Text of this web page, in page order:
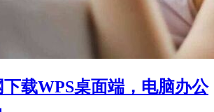
下载WPS桌面端，电脑办公